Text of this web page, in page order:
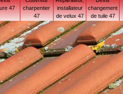
47
charpentier
47
installateur
de velux 47
changement
de tuile 47